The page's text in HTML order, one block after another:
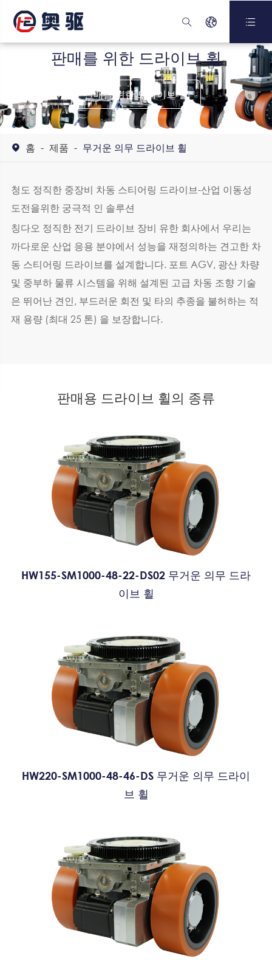
  
판매를 위한 드라이브 휠
판매를 위한 드라이브 휠
 홈 제품 무거운 의무 드라이브 휠
청도 정직한 중장비 차동 스티어링 드라이브-산업 이동성
도전을위한 궁극적 인 솔루션
칭다오 정직한 전기 드라이브 장비 유한 회사에서 우리는
까다로운 산업 응용 분야에서 성능을 재정의하는 견고한 차
동 스티어링 드라이브를 설계합니다. 포트 AGV, 광산 차량
및 중부하 물류 시스템을 위해 설계된 고급 차동 조향 기술
은 뛰어난 견인, 부드러운 회전 및 타의 추종을 불허하는 적
재 용량 (최대 25 톤) 을 보장합니다.
판매용 드라이브 휠의 종류
HW155-SM1000-48-22-DS02 무거운 의무 드라
이브 휠
HW220-SM1000-48-46-DS 무거운 의무 드라이
브 휠